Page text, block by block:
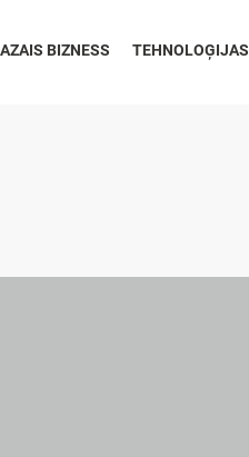
BIZNESS TEHNOLOĢIJAS